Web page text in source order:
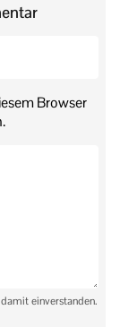
Browser
einverstanden.